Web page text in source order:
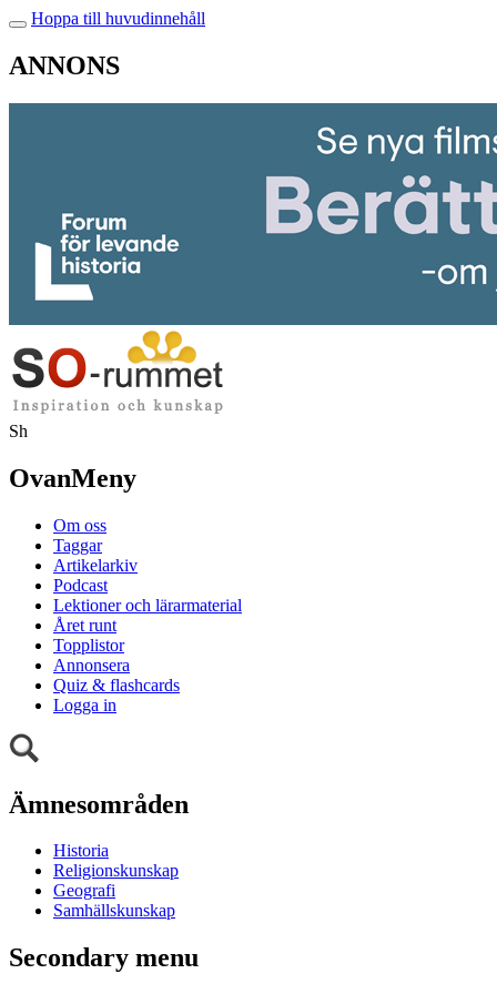
Hoppa till huvudinnehåll
ANNONS
Sh
OvanMeny
Om oss
Taggar
Artikelarkiv
Podcast
Lektioner och lärarmaterial
Året runt
Topplistor
Annonsera
Quiz & flashcards
Logga in
Ämnesområden
Historia
Religionskunskap
Geografi
Samhällskunskap
Secondary menu